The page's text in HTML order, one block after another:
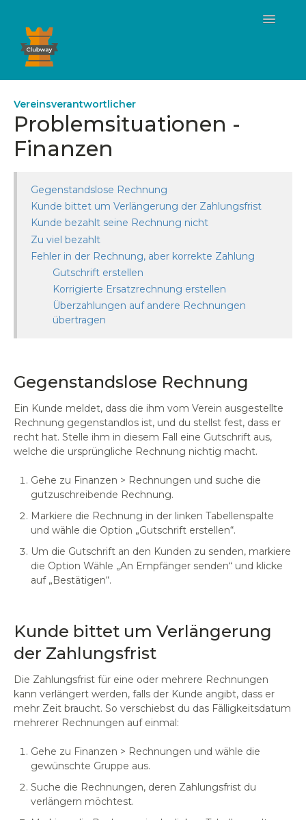
Toggle
Vereinsmitglied
Vereinsverantwortlicher
Problemsituationen -
Finanzen
Gegenstandslose Rechnung
Kunde bittet um Verlängerung der Zahlungsfrist
Kunde bezahlt seine Rechnung nicht
Zu viel bezahlt
Fehler in der Rechnung, aber korrekte Zahlung
Gutschrift erstellen
Korrigierte Ersatzrechnung erstellen
Überzahlungen auf andere Rechnungen
übertragen
Gegenstandslose Rechnung
Ein Kunde meldet, dass die ihm vom Verein ausgestellte
Rechnung gegenstandlos ist, und du stellst fest, dass er
recht hat. Stelle ihm in diesem Fall eine Gutschrift aus,
welche die ursprüngliche Rechnung nichtig macht.
Gehe zu Finanzen > Rechnungen und suche die
gutzuschreibende Rechnung.
Markiere die Rechnung in der linken Tabellenspalte
und wähle die Option „Gutschrift erstellen“.
Um die Gutschrift an den Kunden zu senden, markiere
die Option Wähle „An Empfänger senden“ und klicke
auf „Bestätigen“.
Kunde bittet um Verlängerung
der Zahlungsfrist
Die Zahlungsfrist für eine oder mehrere Rechnungen
kann verlängert werden, falls der Kunde angibt, dass er
mehr Zeit braucht. So verschiebst du das Fälligkeitsdatum
mehrerer Rechnungen auf einmal:
Gehe zu Finanzen > Rechnungen und wähle die
gewünschte Gruppe aus.
Suche die Rechnungen, deren Zahlungsfrist du
verlängern möchtest.